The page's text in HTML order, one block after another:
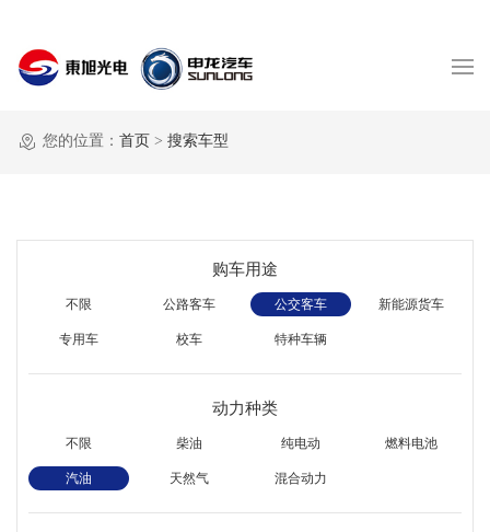
您的位置： 首页 > 搜索车型
购车用途
不限 公路客车 公交客车 新能源货车
专用车 校车 特种车辆
动力种类
不限 柴油 纯电动 燃料电池
汽油 天然气 混合动力